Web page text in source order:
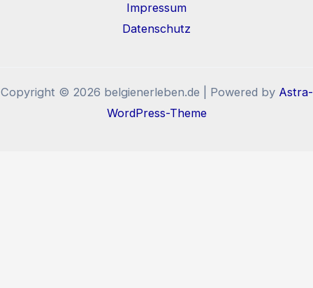
Impressum
Datenschutz
Copyright © 2026 belgienerleben.de | Powered by Astra-
WordPress-Theme